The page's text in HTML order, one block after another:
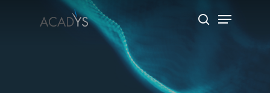
search
Menu